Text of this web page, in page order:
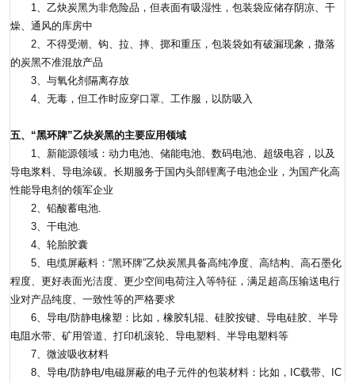
1、乙炔炭黑为非危险品，但表面有吸湿性，包装袋应储存阴凉、干
燥、通风的库房中
2、不得受潮、钩、拉、摔、掷和重压，包装袋如有破漏现象，撒落
的炭黑不准混放产品
3、与氧化剂隔离存放
4、无毒，但工作时应穿口罩、工作服，以防吸入
五、“黑环牌”乙炔炭黑的主要应用领域
1、新能源领域：动力电池、储能电池、数码电池、超级电容，以及
导电浆料、导电涂碳。长期服务于国内头部锂离子电池企业，为国产化高
性能导电剂的领军企业
2、铅酸蓄电池.
3、干电池.
4、轮胎胶囊
5、电缆屏蔽料：“黑环牌”乙炔炭黑具备高纯净度、高结构、高石墨化
程度、更好表面光洁度、更少空间电荷注入等特征，满足超高压输送电行
业对产品纯度、一致性等的严格要求
6、导电/防静电橡塑：比如，橡胶轧辊、硅胶按键、导电硅胶、半导
电阻水带、矿用管道、打印机滚轮、导电塑料、半导电塑料等
7、微波吸收材料
8、导电/防静电/电磁屏蔽的电子元件的包装材料：比如，IC载带、IC